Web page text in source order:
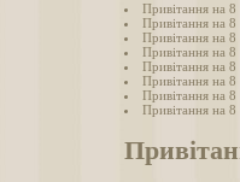
Привітання на 8
Привітання на 8
Привітання на 8
Привітання на 8
Привітання на 8
Привітання на
Привітання на
Привітання на 8